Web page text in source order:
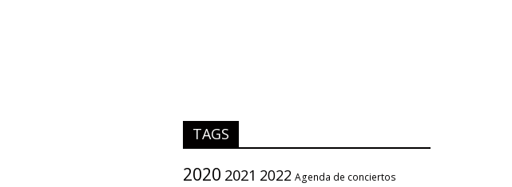
TAGS
2020 2021 2022 Agenda de conciertos